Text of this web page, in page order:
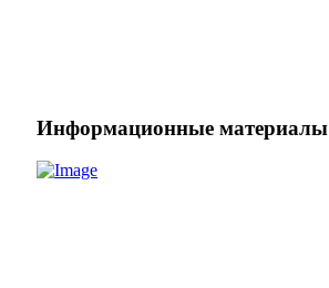
Информационные материалы